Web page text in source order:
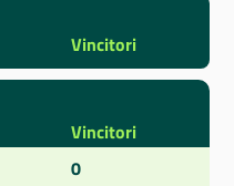
Vincitori
Vincitori
0